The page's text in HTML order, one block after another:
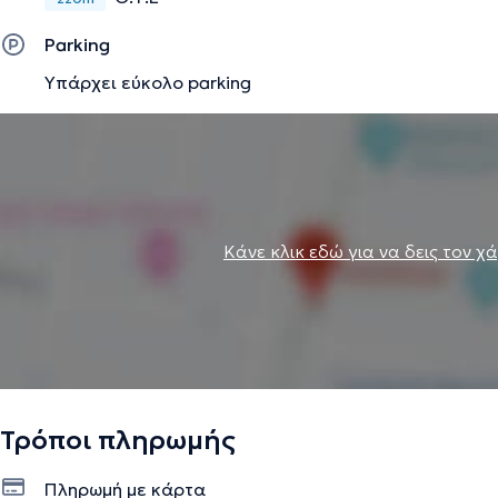
Parking
Υπάρχει εύκολο parking
Κάνε κλικ εδώ για να δεις τον
Τρόποι πληρωμής
Πληρωμή με κάρτα